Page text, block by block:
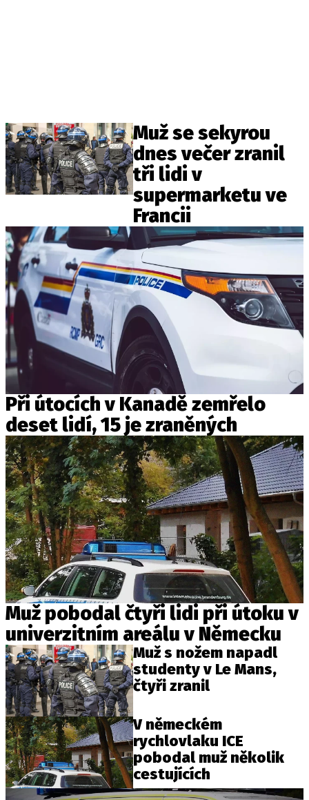
Muž se sekyrou
dnes večer zranil
tři lidi v
supermarketu ve
Francii
Při útocích v Kanadě zemřelo
deset lidí, 15 je zraněných
Muž pobodal čtyři lidi při útoku v
univerzitním areálu v Německu
Muž s nožem napadl
studenty v Le Mans,
čtyři zranil
V německém
rychlovlaku ICE
pobodal muž několik
cestujících